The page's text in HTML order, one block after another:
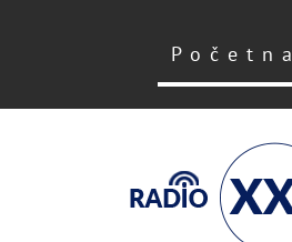
Početna